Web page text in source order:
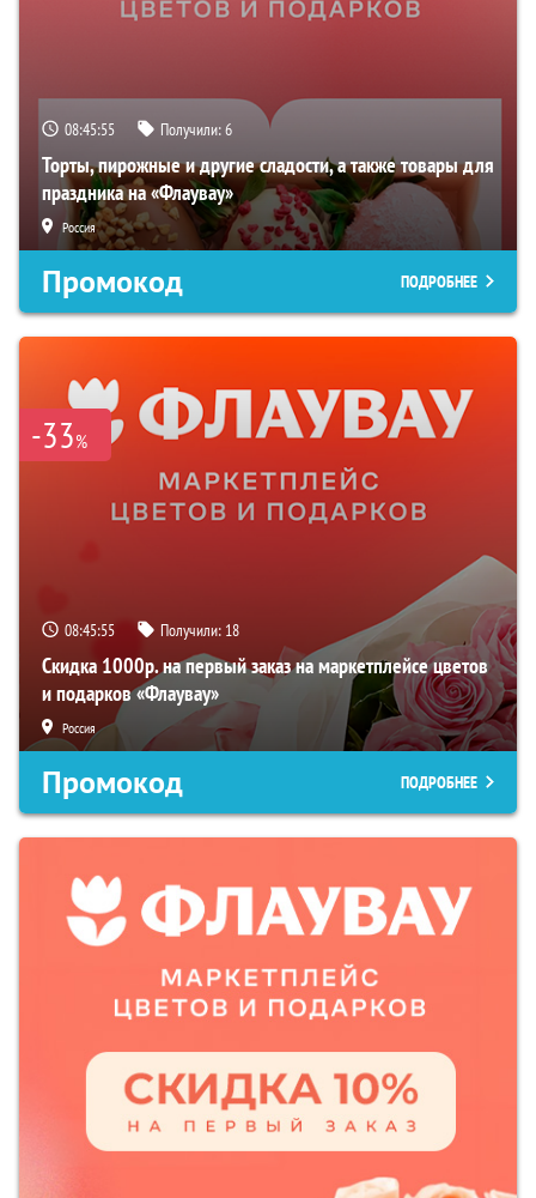
08:45:54 Получили:6
Торты, пирожные и другие сладости, а также товары для
праздника на «Флаувау»
Россия
Промокод ПОДРОБНЕЕ
-33%
08:45:54 Получили: 18
Скидка 1000р. на первый заказ на маркетплейсе цветов
и подарков «Флаувау»
Россия
Промокод ПОДРОБНЕЕ